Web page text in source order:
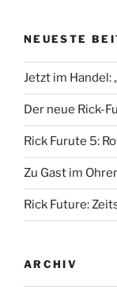
NEUESTE
Jetzt im Handel:
Der neue Rick-
Rick Furute 5:
Zu Gast im
Rick Future:
ARCHIV